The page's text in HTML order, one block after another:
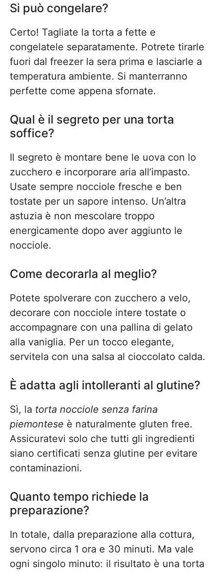
Si può congelare?
Certo! Tagliate la torta a fette e
congelatele separatamente. Potrete tirarle
fuori dal freezer la sera prima e lasciarle a
temperatura ambiente. Si manterranno
perfette come appena sfornate.
Qual è il segreto per una torta
soffice?
Il segreto è montare bene le uova con lo
zucchero e incorporare aria all’impasto.
Usate sempre nocciole fresche e ben
tostate per un sapore intenso. Un’altra
astuzia è non mescolare troppo
energicamente dopo aver aggiunto le
nocciole.
Come decorarla al meglio?
Potete spolverare con zucchero a velo,
decorare con nocciole intere tostate o
accompagnare con una pallina di gelato
alla vaniglia. Per un tocco elegante,
servitela con una salsa al cioccolato calda.
È adatta agli intolleranti al glutine?
Sì, la torta nocciole senza farina
piemontese è naturalmente gluten free.
Assicuratevi solo che tutti gli ingredienti
siano certificati senza glutine per evitare
contaminazioni.
Quanto tempo richiede la
preparazione?
In totale, dalla preparazione alla cottura,
servono circa 1 ora e 30 minuti. Ma vale
ogni singolo minuto: il risultato è una torta